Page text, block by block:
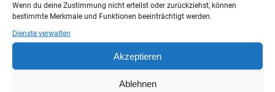
Wenn du deine Zustimmung nicht erteilst oder zurückziehst, können
bestimmte Merkmale und Funktionen beeinträchtigt werden.
Dienste verwalten
Akzeptieren
Ablehnen
Date: 7. Mai 2018
More info